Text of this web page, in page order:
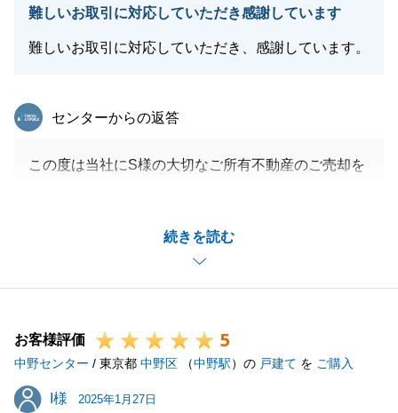
難しいお取引に対応していただき感謝しています
難しいお取引に対応していただき、感謝しています。
続きを読む
東急リバブル
センターからの返答
この度は当社にS様の大切なご所有不動産のご売却を
い中にも関わらず、諸々とご協力頂けたからこそだと
今後も何かお困りなことがあれば何なりとお気軽にご
今後とも何卒よろしくお願い申し上げます。
お客様評価 5
中野センター / 東京都 中野区 （中野駅）の 戸建て を ご購入
I様
I様 2025年1月27日